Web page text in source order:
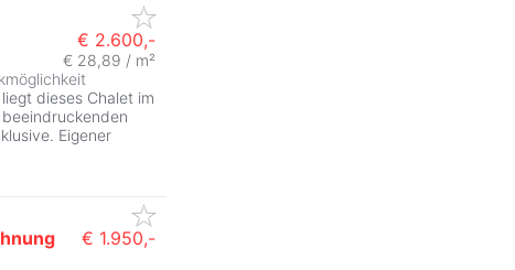
€ 2.600,-
€ 28,89 / m²
liegt dieses Chalet im
Eigener
€ 1.950,-